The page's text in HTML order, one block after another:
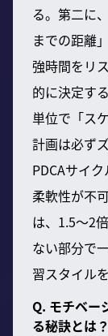
る。第二に
までの距離
強時間をリ
的に決定す
単位で「ス
計画は必ず
PDCAサイ
柔軟性が不
は、1.5～2
ない部分で
習スタイル
Q. モチベー
る秘訣とは？